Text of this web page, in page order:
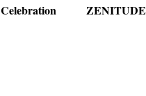
Celebration ZENITUDE